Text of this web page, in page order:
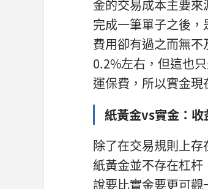
金的交易成本主要
完成一筆單子之後
費用卻有過之而無
0.2%左右，但這也
運保費，所以實金現
紙黃金vs實金：收
除了在交易規則上
紙黃金並不存在杠
說要比實金要更可